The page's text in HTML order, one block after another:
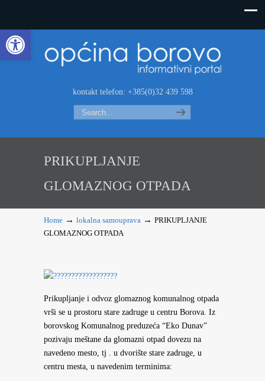
Open toolbar
kontakt telefon: +385(0)32 439 598
PRIKUPLJANJE
GLOMAZNOG OTPADA
Home → lokalna samouprava → PRIKUPLJANJE
GLOMAZNOG OTPADA
Prikupljanje i odvoz glomaznog komunalnog otpada
vrši se u prostoru stare zadruge u centru Borova. Iz
borovskog Komunalnog preduzeća “Eko Dunav”
pozivaju meštane da glomazni otpad dovezu na
navedeno mesto, tj . u dvorište stare zadruge, u
centru mesta, u navedenim terminima: